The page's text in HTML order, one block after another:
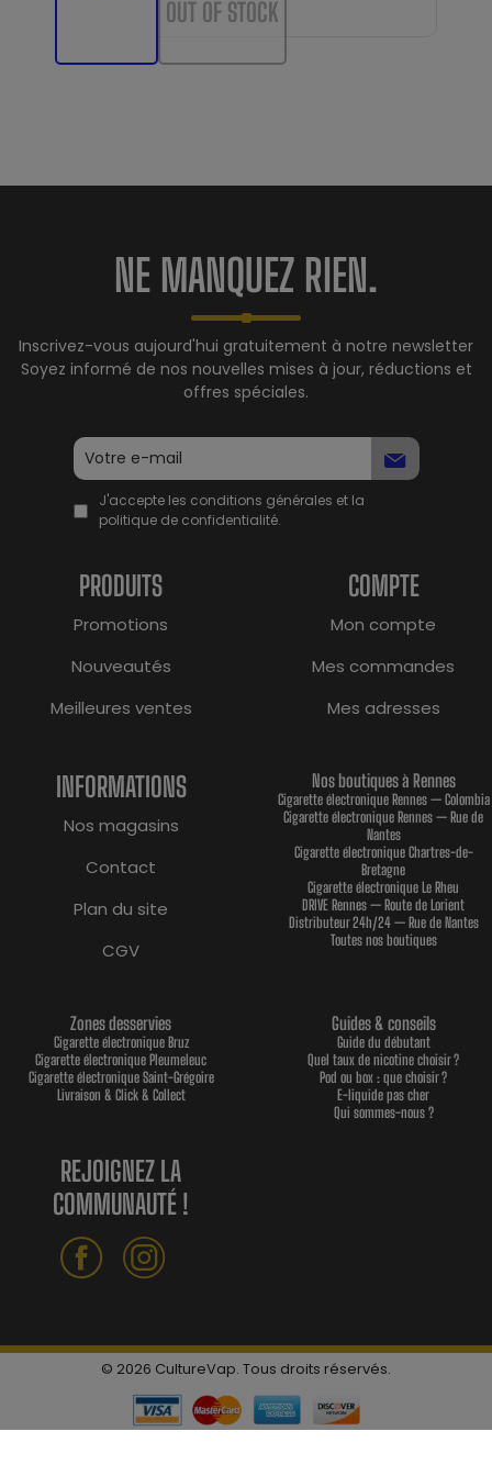
OUT OF STOCK
NE MANQUEZ RIEN.
Inscrivez-vous aujourd'hui gratuitement à notre newsletter
Soyez informé de nos nouvelles mises à jour, réductions et
offres spéciales.
J'accepte les conditions générales et la
politique de confidentialité.
PRODUITS
Promotions
Nouveautés
Meilleures ventes
COMPTE
Mon compte
Mes commandes
Mes adresses
INFORMATIONS
Nos magasins
Contact
Plan du site
CGV
Nos boutiques à Rennes
Cigarette électronique Rennes — Colombia
Cigarette électronique Rennes — Rue de
Nantes
Cigarette électronique Chartres-de-
Bretagne
Cigarette électronique Le Rheu
DRIVE Rennes — Route de Lorient
Distributeur 24h/24 — Rue de Nantes
Toutes nos boutiques
Zones desservies
Cigarette électronique Bruz
Cigarette électronique Pleumeleuc
Cigarette électronique Saint-Grégoire
Livraison & Click & Collect
Guides & conseils
Guide du débutant
Quel taux de nicotine choisir ?
Pod ou box : que choisir ?
E-liquide pas cher
Qui sommes-nous ?
REJOIGNEZ LA
COMMUNAUTÉ !
© 2026 CultureVap. Tous droits réservés.